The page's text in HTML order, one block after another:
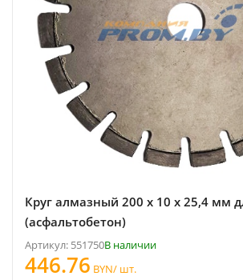
Круг алмазный 200 x 10 x 25,4 мм
(асфальтобетон)
Артикул: 551750В наличии
446.76 BYN/ шт.